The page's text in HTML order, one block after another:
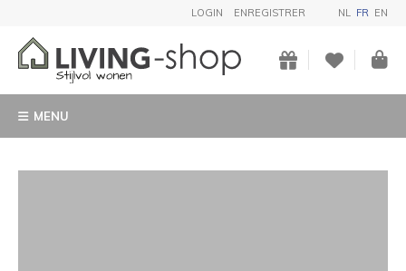
LOGIN ENREGISTRER NL FR EN
MENU